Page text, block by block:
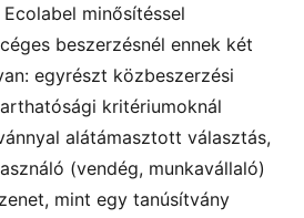
minősítéssel
beszerzésnél ennek két
egyrészt közbeszerzési
kritériumoknál
alátámasztott választás,
(vendég, munkavállaló)
mint egy tanúsítvány